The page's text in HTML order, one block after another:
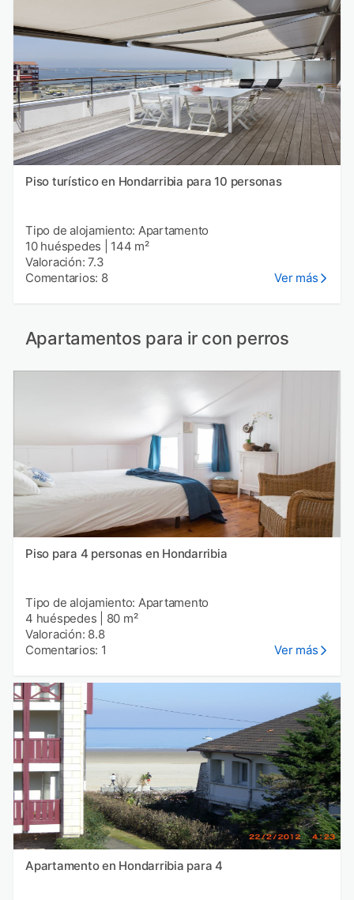
Piso turístico en Hondarribia para 10 personas
Tipo de alojamiento: Apartamento
10 huéspedes
144 m²
Valoración: 7.3
Comentarios: 8
Ver más
Apartamentos para ir con perros
Piso para 4 personas en Hondarribia
Tipo de alojamiento: Apartamento
4 huéspedes
80 m²
Valoración: 8.8
Comentarios: 1
Ver más
Apartamento en Hondarribia para 4